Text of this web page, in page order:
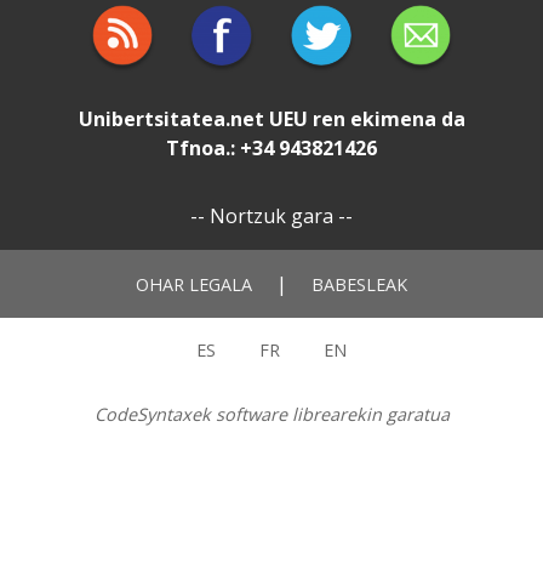
Unibertsitatea.net UEU ren ekimena da
Tfnoa.: +34 943821426
-- Nortzuk gara --
OHAR LEGALA | BABESLEAK
ES FR EN
CodeSyntaxek software librearekin garatua